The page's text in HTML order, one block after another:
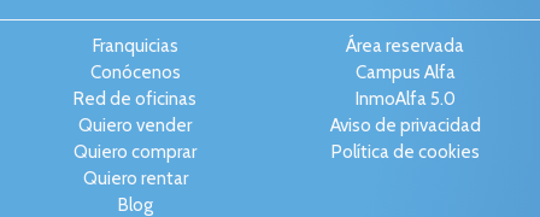
Franquicias
Conócenos
Red de oficinas
Quiero vender
Quiero comprar
Quiero rentar
Blog
Área reservada
Campus Alfa
InmoAlfa 5.0
Aviso de privacidad
Política de cookies